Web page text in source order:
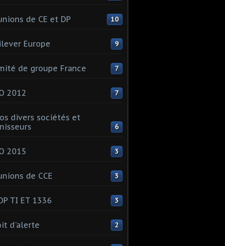
de CE et DP 10
Europe 9
de groupe France 7
2012 7
divers sociétés et
6
2015 3
de CCE 3
TI ET 1336 3
d'alerte 2